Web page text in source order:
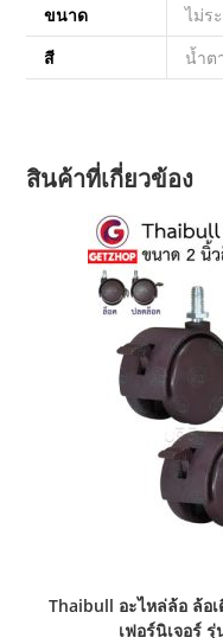
ขนาด
ไม่ร
สี
น้ำต
สินค้าที่เกี่ยวข้อง
Thaibull อะไหล่ล้อ ล้อ
เฟอร์นิเจอร์